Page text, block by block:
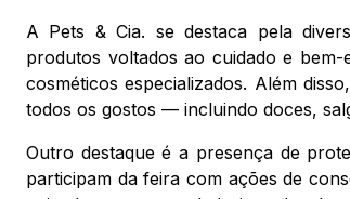
A Pets & Cia. se destaca pela
produtos voltados ao cuidado e
cosméticos especializados. Além
todos os gostos — incluindo doces,
Outro destaque é a presença de
participam da feira com ações de